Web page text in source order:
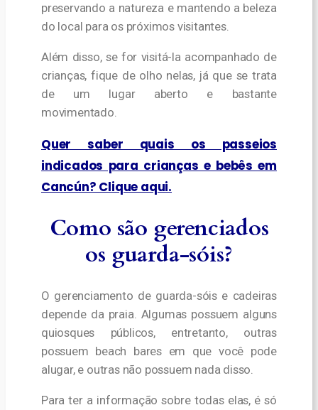
preservando a natureza e mantendo a beleza
do local para os próximos visitantes.
Além disso, se for visitá-la acompanhado de
crianças, fique de olho nelas, já que se trata
de um lugar aberto e bastante
movimentado.
Quer saber quais os passeios
indicados para crianças e bebês em
Cancún? Clique aqui.
Como são gerenciados
os guarda-sóis?
O gerenciamento de guarda-sóis e cadeiras
depende da praia. Algumas possuem alguns
quiosques públicos, entretanto, outras
possuem beach bares em que você pode
alugar, e outras não possuem nada disso.
Para ter a informação sobre todas elas, é só